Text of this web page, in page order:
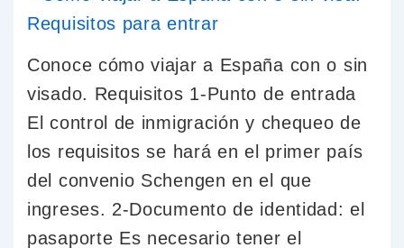
Conoce cómo viajar a España con o sin
visado. Requisitos 1-Punto de entrada
El control de inmigración y chequeo de
los requisitos se hará en el primer país
del convenio Schengen en el que
ingreses. 2-Documento de identidad: el
pasaporte Es necesario tener el